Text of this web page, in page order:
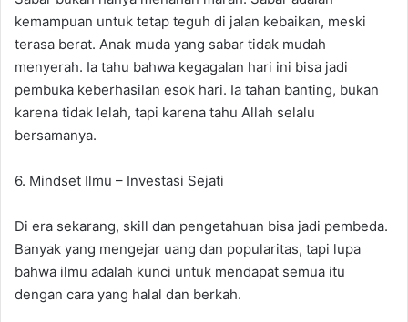
kemampuan untuk tetap teguh di jalan kebaikan, meski
terasa berat. Anak muda yang sabar tidak mudah
menyerah. Ia tahu bahwa kegagalan hari ini bisa jadi
pembuka keberhasilan esok hari. Ia tahan banting, bukan
karena tidak lelah, tapi karena tahu Allah selalu
bersamanya.
6. Mindset Ilmu – Investasi Sejati
Di era sekarang, skill dan pengetahuan bisa jadi pembeda.
Banyak yang mengejar uang dan popularitas, tapi lupa
bahwa ilmu adalah kunci untuk mendapat semua itu
dengan cara yang halal dan berkah.